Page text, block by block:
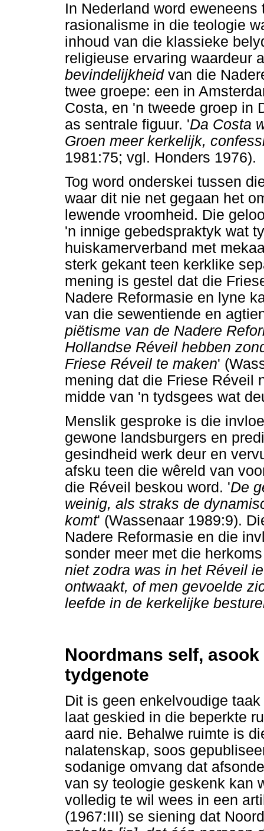
In Nederland word
rasionalisme in die teologie
inhoud van die klassieke
religieuse ervaring waardeur
bevindelijkheidvan die
twee groepe: een in
Costa, en 'n tweede groep in
as sentrale figuur. 'Da Costa
Groen meer kerkelijk,
1981:75; vgl. Honders 1976).
Tog word onderskei tussen
waar dit nie net gegaan het
lewende vroomheid. Die
'n innige gebedspraktyk wat
huiskamerverband met
sterk gekant teen kerklike
mening is gestel dat die
Nadere Reformasie en lyne
van die sewentiende en
piëtisme van de Nadere
Hollandse Réveil hebben
Friese Réveil te maken'
mening dat die Friese Réveil
midde van 'n tydsgees wat
Menslik gesproke is die
gewone landsburgers en
gesindheid werk deur en
afsku teen die wêreld van
die Réveil beskou word. 'De
weinig, als straks de
komt' (Wassenaar 1989:9).
Nadere Reformasie en die
sonder meer met die
niet zodra was in het Réveil
ontwaakt, of men gevoelde
leefde in de kerkelijke
Noordmans self,
tydgenote
Dit is geen enkelvoudige
laat geskied in die beperkte
aard nie. Behalwe ruimte is
nalatenskap, soos
sodanige omvang dat
van sy teologie geskenk kan
volledig te wil wees in een
(1967:III) se siening dat